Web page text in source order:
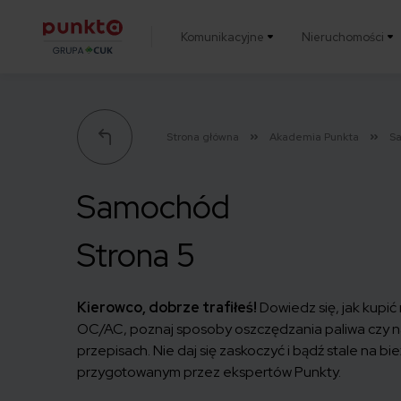
Komunikacyjne Nieruchomości
Strona główna Akademia Punkta
Samochód
Strona 5
Kierowco, dobrze trafiłeś! Dowiedz się, jak
OC/AC, poznaj sposoby oszczędzania paliwa czy
przepisach. Nie daj się zaskoczyć i bądź stale na
przygotowanym przez ekspertów Punkty.